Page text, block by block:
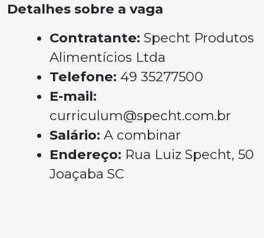
Detalhes sobre a vaga
Contratante: Specht Produtos
Alimentícios Ltda
Telefone: 49 35277500
E-mail:
curriculum@specht.com.br
Salário: A combinar
Endereço: Rua Luiz Specht, 50
Joaçaba SC